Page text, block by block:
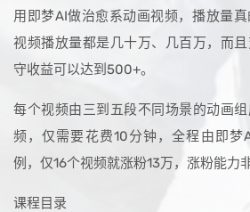
用即梦AI做治愈系动画视频，播放量
视频播放量都是几十万、几百万，而
守收益可以达到500+。
每个视频由三到五段不同场景的动画
频，仅需要花费10分钟，全程由即梦
例，仅16个视频就涨粉13万，涨粉能力
课程目录